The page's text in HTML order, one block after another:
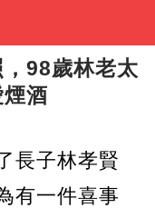
98歲林老太
酒
長子林孝賢
有一件喜事